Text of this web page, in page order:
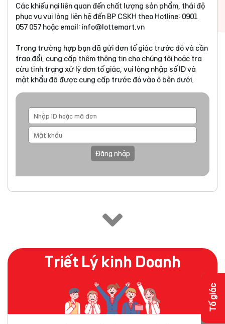
Các khiếu nại liên quan đến chất lượng sản phẩm, thái độ
phục vụ vui lòng liên hệ đến BP CSKH theo Hotline: 0901
057 057 hoặc email: info@lottemart.vn
Trong trường hợp bạn đã gửi đơn tố giác trước đó và cần
trao đổi, cung cấp thêm thông tin cho chúng tôi hoặc tra
cứu tình trạng xử lý đơn tố giác, vui lòng nhập số ID và
mật khẩu đã được cung cấp trước đó vào ô bên dưới.
Đăng nhập
Triết Lý kinh Doanh
Tố giác